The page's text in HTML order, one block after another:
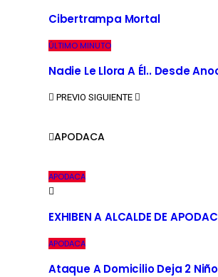
Cibertrampa Mortal
ÚLTIMO MINUTO
Nadie Le Llora A Él.. Desde
PREVIO SIGUIENTE
APODACA
APODACA
EXHIBEN A ALCALDE DE
APODACA
Ataque A Domicilio Deja 2